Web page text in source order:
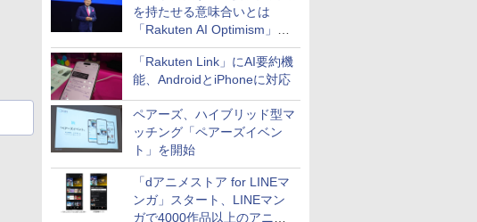
を持たせる意味合いとは
「Rakuten AI Optimism」三
木谷氏の基調講演
「Rakuten Link」にAI要約機
能、AndroidとiPhoneに対応
ペアーズ、ハイブリッド型マ
ッチング「ペアーズイベン
ト」を開始
「dアニメストア for LINEマ
ンガ」スタート、LINEマン
ガで4000作品以上のアニメ